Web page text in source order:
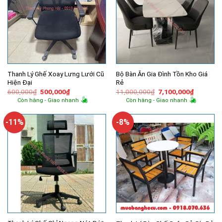
Thanh Lý Ghế Xoay Lưng Lưới Cũ
Hiện Đại
600,000₫ Giá
gốc
là:
500,000₫Giá
hiện
tại
500,000₫.
Còn hàng - Giao nhanh
Bộ Bàn Ăn Gia Đình Tồn Kho Giá
Rẻ
11,000,000₫ Giá
gốc
là:
7,100,000₫Giá
hiện
tại
Còn hàng - Giao nhanh
-11% -8%